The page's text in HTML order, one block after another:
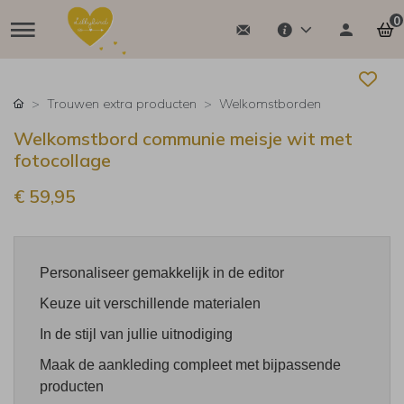
0
Trouwen extra producten Welkomstborden
Welkomstbord communie meisje wit met
fotocollage
€ 59,95
Personaliseer gemakkelijk in de editor
Keuze uit verschillende materialen
In de stijl van jullie uitnodiging
Maak de aankleding compleet met bijpassende
producten